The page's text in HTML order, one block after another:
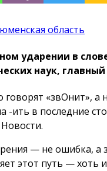
область
ударении в
наук,
«звОнит», а
-ить в последние
— не ошибка, а
этот путь — хоть